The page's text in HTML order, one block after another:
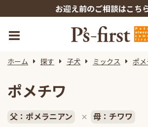
お迎え前のご相談はこち
ホーム 探す 子犬 ミックス ポメ
ポメチワ
父：ポメラニアン × 母：チワワ